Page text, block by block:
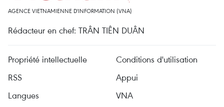
AGENCE VIETNAMIENNE D'INFORMATION (VNA)
Rédacteur en chef: TRÂN TIÊN DUÂN
Propriété intellectuelle
Conditions d'utilisation
RSS
Appui
Langues
VNA